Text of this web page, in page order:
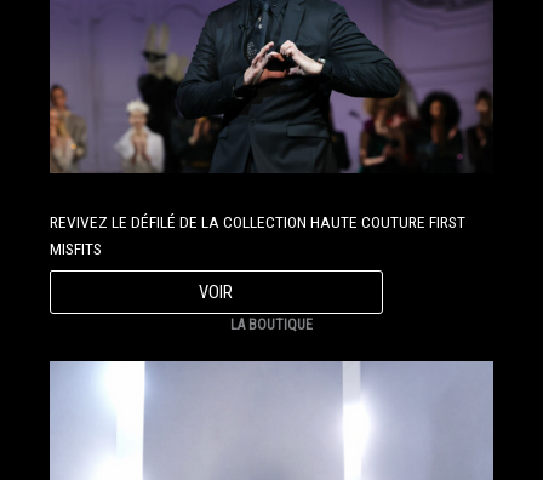
REVIVEZ LE DÉFILÉ DE LA COLLECTION HAUTE COUTURE FIRST
MISFITS
VOIR
LA BOUTIQUE